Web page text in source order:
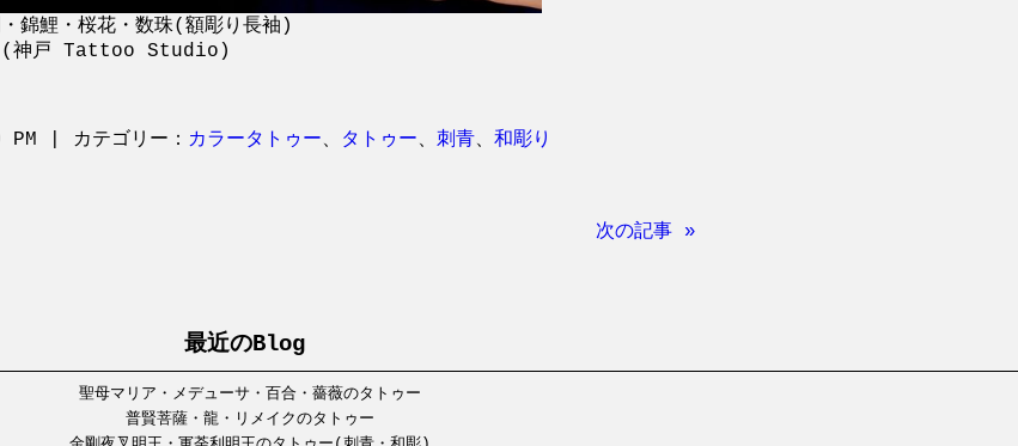
錦鯉・桜花・数珠(額彫り長袖)
(神戸 Tattoo Studio)
| カテゴリー： カラータトゥー、 タトゥー、 刺青、 和彫り
次の記事 »
最近のBlog
聖母マリア・メデューサ・百合・薔薇のタトゥー
普賢菩薩・龍・リメイクのタトゥー